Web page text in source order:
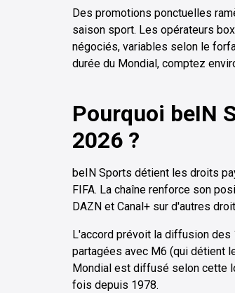
Des promotions ponctuelles
saison sport. Les opérateurs
négociés, variables selon le
durée du Mondial, comptez
Pourquoi beIN
2026 ?
beIN Sports détient les droits
FIFA. La chaîne renforce son
DAZN et Canal+ sur d'autres
L'accord prévoit la diffusion
partagées avec M6 (qui détient
Mondial est diffusé selon cette
fois depuis 1978.